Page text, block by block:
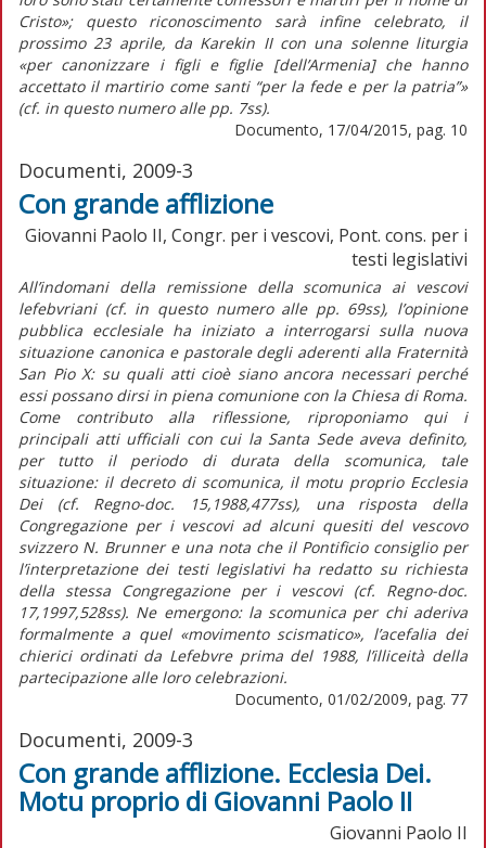
Cristo»; questo riconoscimento sarà infine celebrato, il
prossimo 23 aprile, da Karekin II con una solenne liturgia
«per canonizzare i figli e figlie [dell’Armenia] che hanno
accettato il martirio come santi “per la fede e per la patria”»
(cf. in questo numero alle pp. 7ss).
Documento, 17/04/2015, pag. 10
Documenti, 2009-3
Con grande afflizione
Giovanni Paolo II, Congr. per i vescovi, Pont. cons. per i
testi legislativi
All’indomani della remissione della scomunica ai vescovi
lefebvriani (cf. in questo numero alle pp. 69ss), l’opinione
pubblica ecclesiale ha iniziato a interrogarsi sulla nuova
situazione canonica e pastorale degli aderenti alla Fraternità
San Pio X: su quali atti cioè siano ancora necessari perché
essi possano dirsi in piena comunione con la Chiesa di Roma.
Come contributo alla riflessione, riproponiamo qui i
principali atti ufficiali con cui la Santa Sede aveva definito,
per tutto il periodo di durata della scomunica, tale
situazione: il decreto di scomunica, il motu proprio Ecclesia
Dei (cf. Regno-doc. 15,1988,477ss), una risposta della
Congregazione per i vescovi ad alcuni quesiti del vescovo
svizzero N. Brunner e una nota che il Pontificio consiglio per
l’interpretazione dei testi legislativi ha redatto su richiesta
della stessa Congregazione per i vescovi (cf. Regno-doc.
17,1997,528ss). Ne emergono: la scomunica per chi aderiva
formalmente a quel «movimento scismatico», l’acefalia dei
chierici ordinati da Lefebvre prima del 1988, l’illiceità della
partecipazione alle loro celebrazioni.
Documento, 01/02/2009, pag. 77
Documenti, 2009-3
Con grande afflizione. Ecclesia Dei.
Motu proprio di Giovanni Paolo II
Giovanni Paolo II